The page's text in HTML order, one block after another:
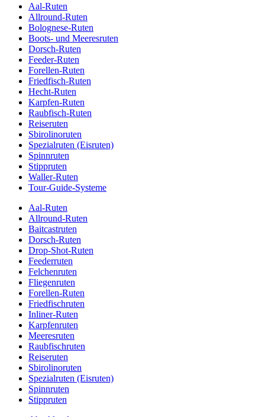
Aal-Ruten
Allround-Ruten
Bolognese-Ruten
Boots- und Meeresruten
Dorsch-Ruten
Feeder-Ruten
Forellen-Ruten
Friedfisch-Ruten
Hecht-Ruten
Karpfen-Ruten
Raubfisch-Ruten
Reiseruten
Sbirolinoruten
Spezialruten (Eisruten)
Spinnruten
Stippruten
Waller-Ruten
Tour-Guide-Systeme
Aal-Ruten
Allround-Ruten
Baitcastruten
Dorsch-Ruten
Drop-Shot-Ruten
Feederruten
Felchenruten
Fliegenruten
Forellen-Ruten
Friedfischruten
Inliner-Ruten
Karpfenruten
Meeresruten
Raubfischruten
Reiseruten
Sbirolinoruten
Spezialruten (Eisruten)
Spinnruten
Stippruten